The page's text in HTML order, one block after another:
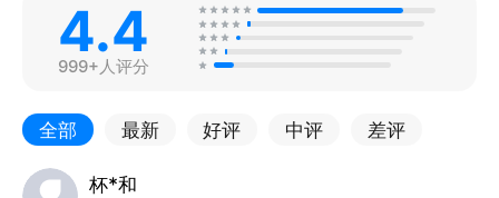
4.4
999+人评分
全部 最新 好评 中评 差评
杯*和